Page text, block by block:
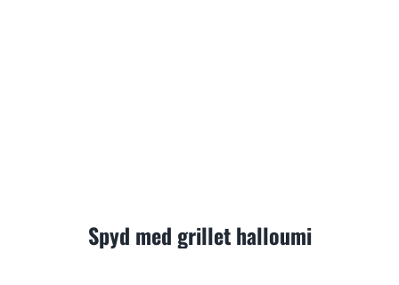
Spyd med grillet halloumi